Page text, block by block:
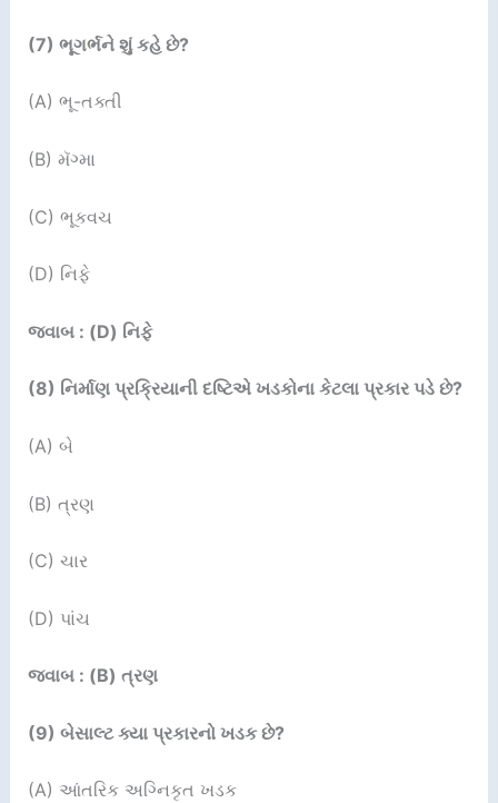
(7) ભૂગર્ભને શું કહે છે?
(A) ભૂ-તક્તી
(B) મૅગ્મા
(C) ભૂકવચ
(D) નિફે
જવાબ : (D) નિફે
(8) નિર્માણ પ્રક્રિયાની દષ્ટિએ ખડકોના કેટલા પ્રકાર પડે છે?
(A) બે
(B) ત્રણ
(C) ચાર
(D) પાંચ
જવાબ : (B) ત્રણ
(9) બેસાલ્ટ ક્યા પ્રકારનો ખડક છે?
(A) આંતરિક અગ્નિકૃત ખડક